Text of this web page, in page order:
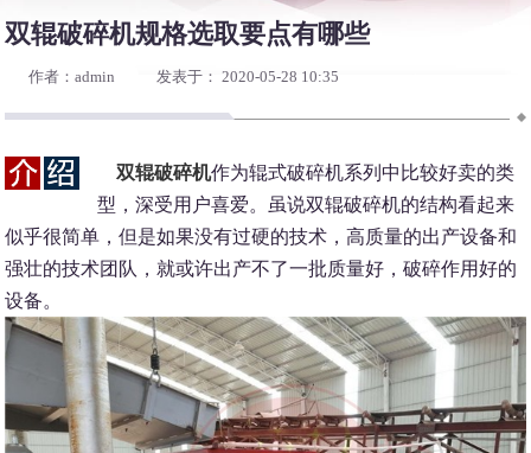
双辊破碎机规格选取要点有哪些
作者：admin 发表于： 2020-05-28 10:35
双辊破碎机作为辊式破碎机系列中比较好卖的类
型，深受用户喜爱。虽说双辊破碎机的结构看起来
似乎很简单，但是如果没有过硬的技术，高质量的出产设备和
强壮的技术团队，就或许出产不了一批质量好，破碎作用好的
设备。